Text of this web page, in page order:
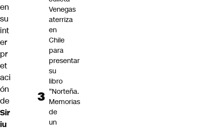
en
su
int
er
pr
et
aci
ón
de
Sir
iu
Venegas
aterriza
en
Chile
para
presentar
su
libro
“Norteña.
Memorias
de
un